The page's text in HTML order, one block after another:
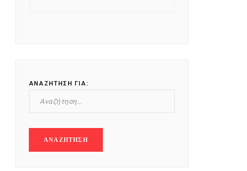
ΑΝΑΖΉΤΗΣΗ ΓΙΑ: